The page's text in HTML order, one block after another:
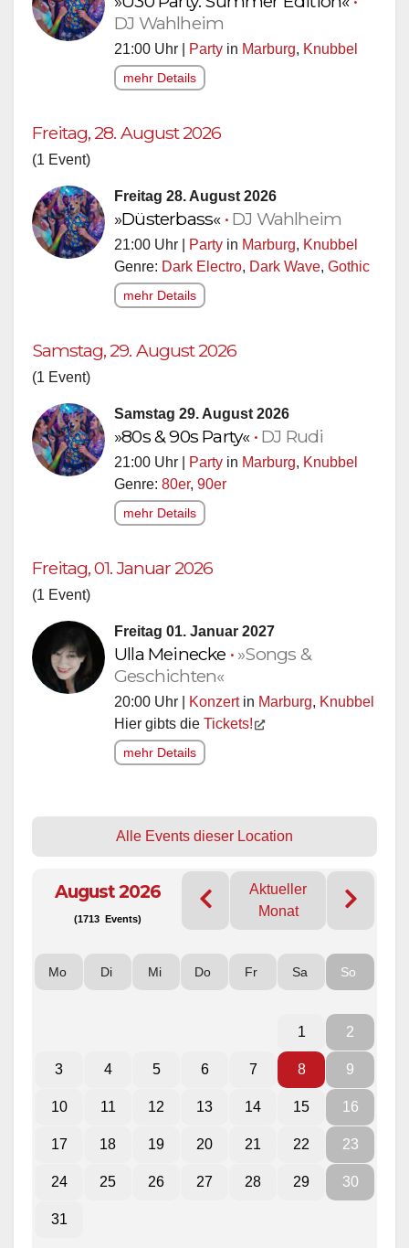
DJ Wahlheim
21:00 Uhr | Party in Marburg, Knubbel
mehr Details
Freitag, 28. August 2026
(1 Event)
Freitag 28. August 2026
»Düsterbass« • DJ Wahlheim
21:00 Uhr | Party in Marburg, Knubbel
Genre: Dark Electro, Dark Wave, Gothic
mehr Details
Samstag, 29. August 2026
(1 Event)
Samstag 29. August 2026
»80s & 90s Party« • DJ Rudi
21:00 Uhr | Party in Marburg, Knubbel
Genre: 80er, 90er
mehr Details
Freitag, 01. Januar 2026
(1 Event)
Freitag 01. Januar 2027
Ulla Meinecke • »Songs &
Geschichten«
20:00 Uhr | Konzertin Marburg, Knubbel
Hier gibts die Tickets!
mehr Details
Alle Events dieser Location
August 2026
(1713 Events)
Aktueller
Monat
Mo Di Mi Do Fr Sa So
1 2
3 4 5 6 7 8 9
10 11 12 13 14 15 16
17 18 19 20 21 22 23
24 25 26 27 28 29 30
31